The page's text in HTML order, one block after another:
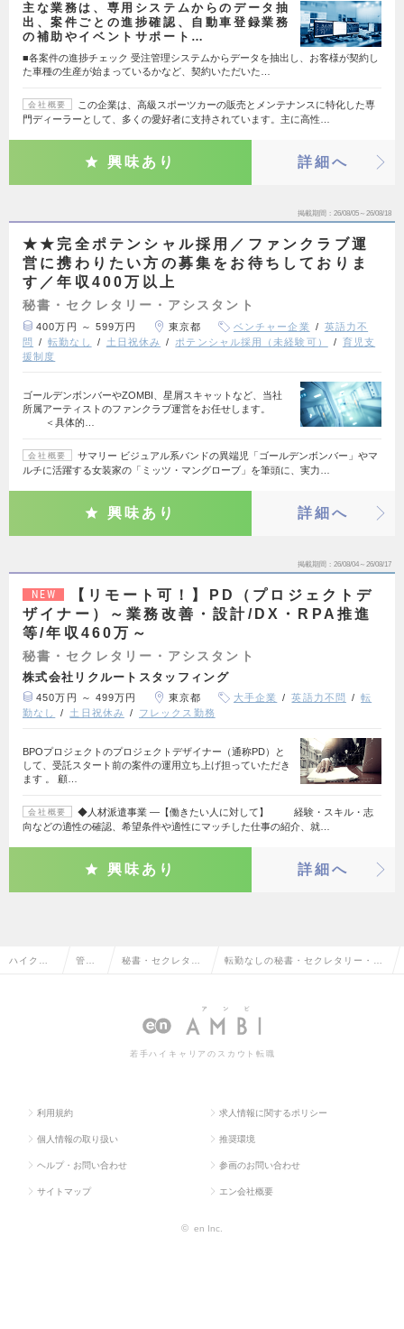
主な業務は、専用システムからのデータ抽
出、案件ごとの進捗確認、自動車登録業務
の補助やイベントサポート…
■各案件の進捗チェック 受注管理システムからデータを抽出し、お客様が契約し
た車種の生産が始まっているかなど、契約いただいた…
会社概要
この企業は、高級スポーツカーの販売とメンテナンスに特化した専
門ディーラーとして、多くの愛好者に支持されています。主に高性…
興味あり 詳細へ
掲載期間 26/08/05～26/08/18
★★完全ポテンシャル採用／ファンクラブ運
営に携わりたい方の募集をお待ちしておりま
す／年収400万以上
秘書・セクレタリー・アシスタント
400万円 ～ 599万円 東京都 ベンチャー企業
英語力不
問
転勤なし 土日祝休み ポテンシャル採用（未経験可）
育児支
援制度
ゴールデンボンバーやZOMBI、星屑スキャットなど、当社
所属アーティストのファンクラブ運営をお任せします。
＜具体的…
会社概要
サマリー ビジュアル系バンドの異端児「ゴールデンボンバー」やマ
ルチに活躍する女装家の「ミッツ・マングローブ」を筆頭に、実力…
興味あり 詳細へ
掲載期間 26/08/04～26/08/17
NEW
【リモート可！】PD（プロジェクトデ
ザイナー）～業務改善・設計/DX・RPA推進
等/年収460万～
秘書・セクレタリー・アシスタント
株式会社リクルートスタッフィング
450万円 ～ 499万円 東京都 大手企業 英語力不問
転
勤なし
土日祝休み フレックス勤務
BPOプロジェクトのプロジェクトデザイナー（通称PD）と
して、受託スタート前の案件の運用立ち上げ担っていただき
ます 。 顧…
会社概要
◆人材派遣事業 ―【働きたい人に対して】 経験・スキル・志
向などの適性の確認、希望条件や適性にマッチした仕事の紹介、就…
興味あり 詳細へ
ハイクラ 管理 秘書・セクレタリ 転勤なしの秘書・セクレタリー・ア
若手ハイキャリアのスカウト転職
利用規約 求人情報に関するポリシー
個人情報の取り扱い 推奨環境
ヘルプ・お問い合わせ 参画のお問い合わせ
サイトマップ エン会社概要
© en Inc.